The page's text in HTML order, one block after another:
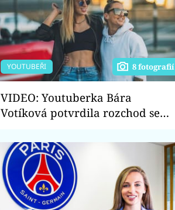
YOUTUBEŘI 8 fotografií
VIDEO: Youtuberka Bára
Votíková potvrdila rozchod se
láska skončila?